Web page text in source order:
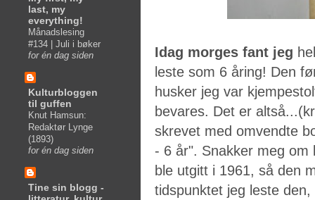
Idag morges fant jeg
leste som 6 åring! Den
husker jeg var
bevares. Det er
skrevet med omvendte
- 6 år". Snakker meg om
ble utgitt i 1961, så den
tidspunktet jeg leste
last, my
everything!
Månadslesing
#134 | Juli i bøker
for én dag siden
Kulturbloggen
til guffen
Knut Hamsun:
Redaktør Lynge
(1893)
for én dag siden
Tine sin blogg -